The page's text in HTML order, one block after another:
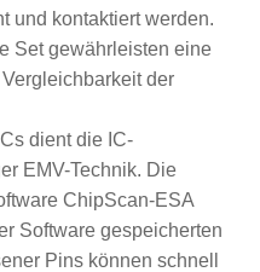
und kontaktiert werden.
Set gewährleisten eine
der
dient die IC-
EMV-Technik. Die
ChipScan-ESA
Software gespeicherten
Pins können schnell